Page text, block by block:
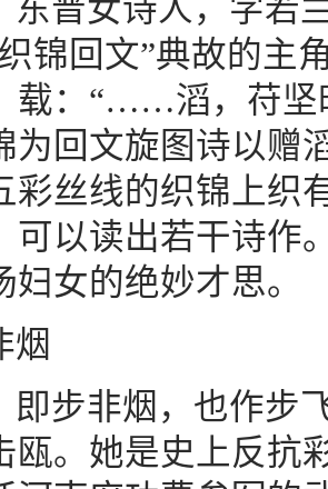
东晋女诗人，字若
锦回文”典故的主
载：“……滔，苻坚
为回文旋图诗以
彩丝线的织锦上织
可以读出若干诗作
妇女的绝妙才思。
烟
即步非烟，也作步
瓯。她是史上反抗